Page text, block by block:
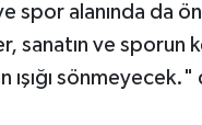
spor alanında da
sanatın ve
ışığı